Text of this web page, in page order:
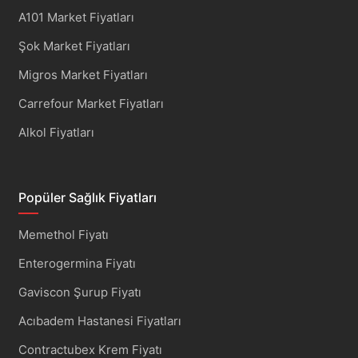
A101 Market Fiyatları
Şok Market Fiyatları
Migros Market Fiyatları
Carrefour Market Fiyatları
Alkol Fiyatları
Popüler Sağlık Fiyatları
Memethol Fiyatı
Enterogermina Fiyatı
Gaviscon Şurup Fiyatı
Acıbadem Hastanesi Fiyatları
Contractubex Krem Fiyatı